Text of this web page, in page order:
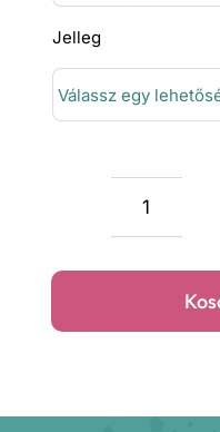
Jelleg